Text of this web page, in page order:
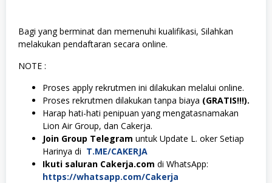
Bagi yang berminat dan memenuhi kualifikasi, Silahkan
melakukan pendaftaran secara online.
NOTE :
Proses apply rekrutmen ini dilakukan melalui online.
Proses rekrutmen dilakukan tanpa biaya (GRATIS!!!).
Harap hati-hati penipuan yang mengatasnamakan
Lion Air Group, dan Cakerja.
Join Group Telegram untuk Update L. oker Setiap
Harinya di T.ME/CAKERJA
Ikuti saluran Cakerja.com di WhatsApp:
https://whatsapp.com/Cakerja